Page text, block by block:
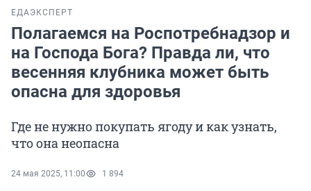
ЕДАЭКСПЕРТ
Полагаемся на Роспотребнадзор и
на Господа Бога? Правда ли, что
весенняя клубника может быть
опасна для здоровья
Где не нужно покупать ягоду и как узнать,
что она неопасна
24 мая 2025, 11:00 1 894